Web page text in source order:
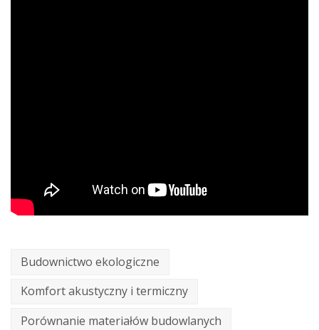
Budownictwo ekologiczne
Komfort akustyczny i termiczny
Porównanie materiałów budowlanych